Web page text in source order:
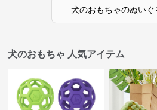
犬のおもちゃのぬいぐ
犬のおもちゃ 人気アイテム